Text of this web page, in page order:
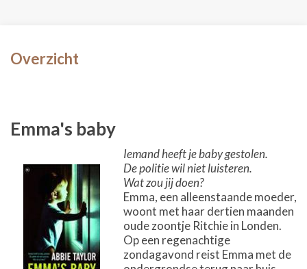
Overzicht
Emma's baby
Iemand heeft je baby gestolen.
De politie wil niet luisteren.
Wat zou jij doen?
Emma, een alleenstaande moeder,
woont met haar dertien maanden
oude zoontje Ritchie in Londen.
Op een regenachtige
zondagavond reist Emma met de